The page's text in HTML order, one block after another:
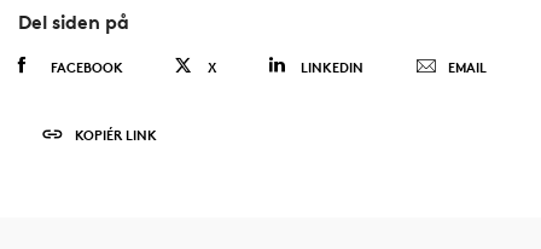
Del siden på
FACEBOOK X LINKEDIN EMAIL
KOPIÉR LINK